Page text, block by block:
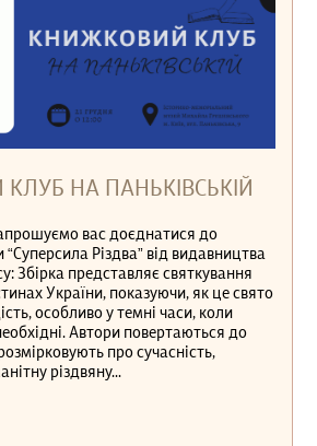
НА ПАНЬКІВСЬКІЙ
вас доєднатися до
“Суперсила Різдва” від видавництва
Збірка представляє святкування
України, показуючи, як це свято
особливо у темні часи, коли
Автори повертаються до
про сучасність,
різдвяну...